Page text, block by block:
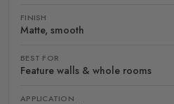
FINISH
Matte, smooth
BEST FOR
Feature walls & whole rooms
APPLICATION